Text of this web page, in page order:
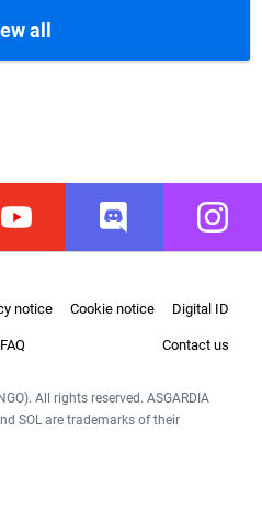
all
Youtube Discord
notice Cookie notice Digital ID
FAQ Contact us
All rights reserved. ASGARDIA
SOL are trademarks of their